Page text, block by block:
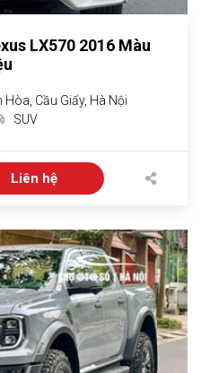
LX570 2016 Màu
Cầu Giấy, Hà Nội
SUV
Liên hệ